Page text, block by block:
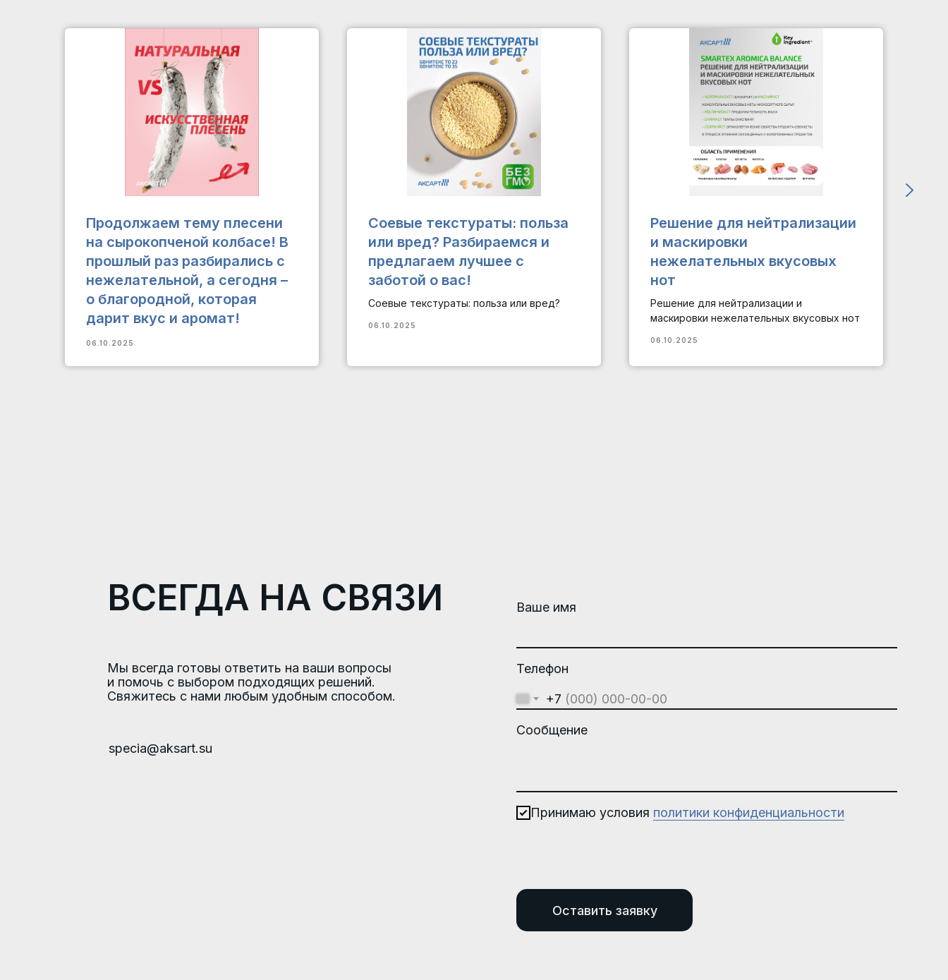
Продолжаем тему плесени
на сырокопченой колбасе! В
прошлый раз разбирались с
нежелательной, а сегодня –
о благородной, которая
дарит вкус и аромат!
06.10.2025
Соевые текстураты: польза
или вред? Разбираемся и
предлагаем лучшее с
заботой о вас!
Соевые текстураты: польза или вред?
06.10.2025
Решение для нейтрализации
и маскировки
нежелательных вкусовых
нот
Решение для нейтрализации и
маскировки нежелательных вкусовых нот
06.10.2025
ВСЕГДА НА СВЯЗИ
Мы всегда готовы ответить на ваши вопросы
и помочь с выбором подходящих решений.
Свяжитесь с нами любым удобным способом.
specia@aksart.su
Ваше имя
Телефон
+7
Сообщение
Принимаю условия политики конфиденциальности
Оставить заявку